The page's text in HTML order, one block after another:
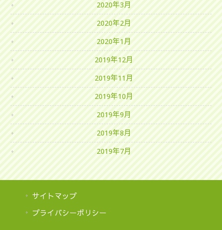
2020年3月
2020年2月
2020年1月
2019年12月
2019年11月
2019年10月
2019年9月
2019年8月
2019年7月
サイトマップ
プライバシーポリシー